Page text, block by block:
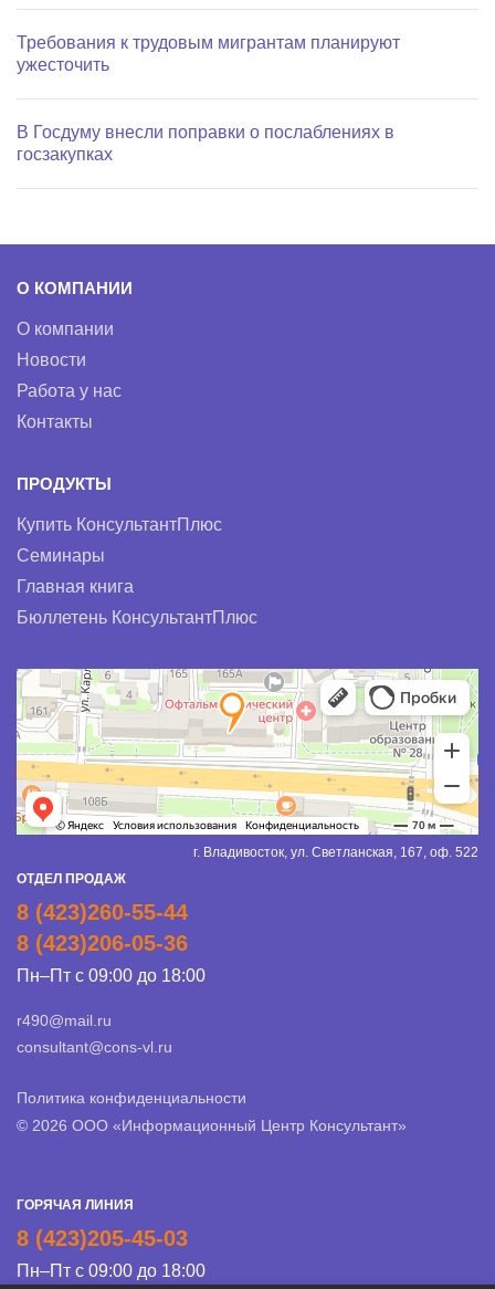
Требования к трудовым мигрантам планируют
ужесточить
В Госдуму внесли поправки о послаблениях в
госзакупках
О КОМПАНИИ
О компании
Новости
Работа у нас
Контакты
ПРОДУКТЫ
Купить КонсультантПлюс
Семинары
Главная книга
Бюллетень КонсультантПлюс
г. Владивосток, ул. Светланская, 167, оф. 522
ОТДЕЛ ПРОДАЖ
8 (423)260-55-44
8 (423)206-05-36
Пн–Пт с 09:00 до 18:00
r490@mail.ru
consultant@cons-vl.ru
Политика конфиденциальности
© 2026 ООО «Информационный Центр Консультант»
ГОРЯЧАЯ ЛИНИЯ
8 (423)205-45-03
Пн–Пт с 09:00 до 18:00